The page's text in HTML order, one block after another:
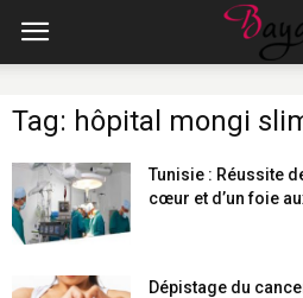
Tag: hôpital mongi
Tunisie : Réussite
cœur et d’un foie
Dépistage du